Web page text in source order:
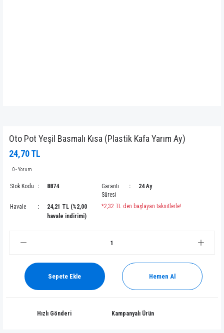
Oto Pot Yeşil Basmalı Kısa (Plastik Kafa Yarım Ay)
24,70 TL
0 - Yorum
Stok Kodu 8874
Garanti
Süresi
24 Ay
Havale
24,21 TL (%2,00
havale indirimi)
*2,32 TL den başlayan taksitlerle!
Sepete Ekle Hemen Al
Hızlı Gönderi Kampanyalı Ürün